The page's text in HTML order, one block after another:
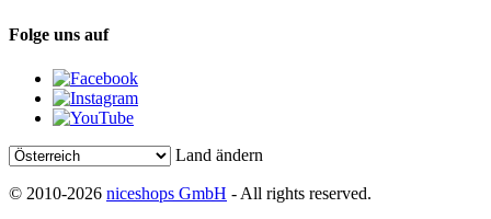
Folge uns auf
Land ändern
© 2010-2026 niceshops GmbH - All rights reserved.